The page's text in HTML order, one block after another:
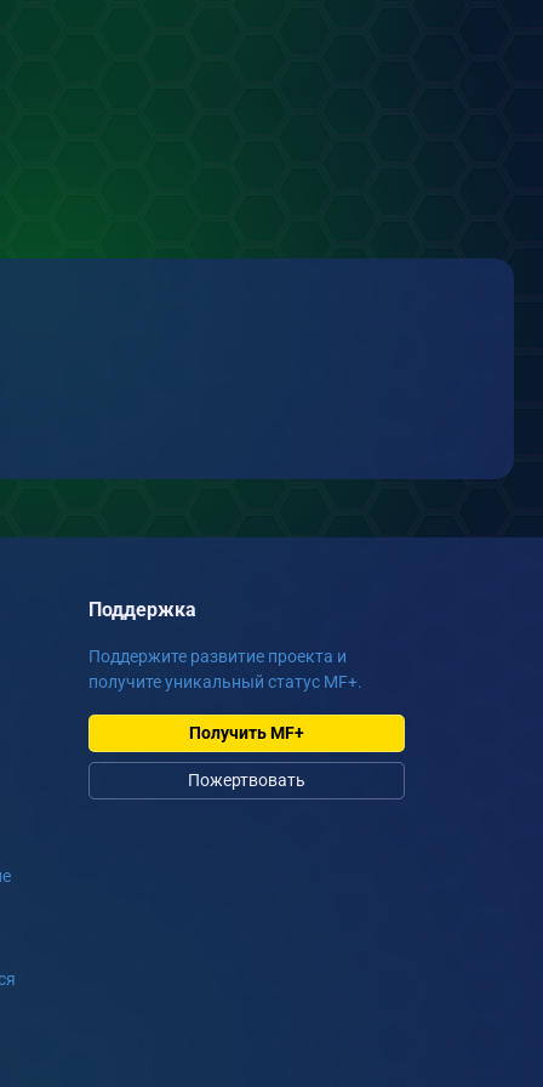
Поддержка
Поддержите развитие проекта и
получите уникальный статус MF+.
Получить MF+
Пожертвовать